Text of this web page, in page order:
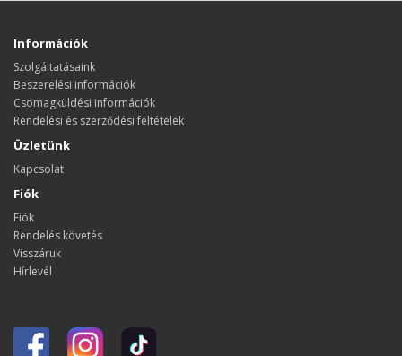
Információk
Szolgáltatásaink
Beszerelési információk
Csomagküldési információk
Rendelési és szerződési feltételek
Üzletünk
Kapcsolat
Fiók
Fiók
Rendelés követés
Visszáruk
Hírlevél